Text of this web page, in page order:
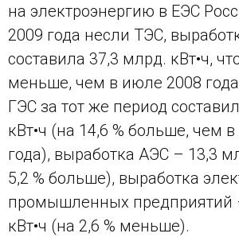
на электроэнергию в ЕЭС
2009 года несли ТЭС,
составила 37,3 млрд. кВт•ч,
меньше, чем в июле 2008
ГЭС за тот же период
кВт•ч (на 14,6 % больше, чем
года), выработка АЭС – 13,3
5,2 % больше), выработка
промышленных предприятий
кВт•ч (на 2,6 % меньше).